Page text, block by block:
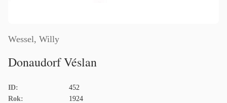
Wessel, Willy
Donaudorf Véslan
ID:
452
Rok:
1924